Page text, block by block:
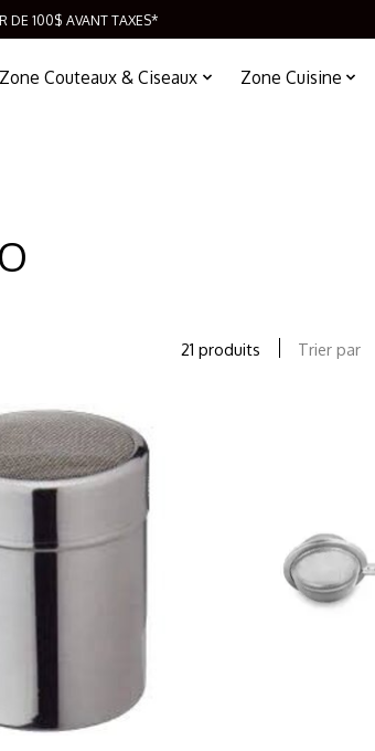
DE 100$ AVANT TAXES*
Zone Couteaux & Ciseaux Zone Cuisine
21 produits Trier par